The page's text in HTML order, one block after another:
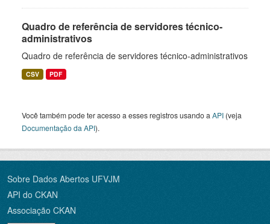
Quadro de referência de servidores técnico-
administrativos
Quadro de referência de servidores técnico-administrativos
CSV PDF
Você também pode ter acesso a esses registros usando a API (veja
Documentação da API).
Sobre Dados Abertos UFVJM
API do CKAN
Associação CKAN